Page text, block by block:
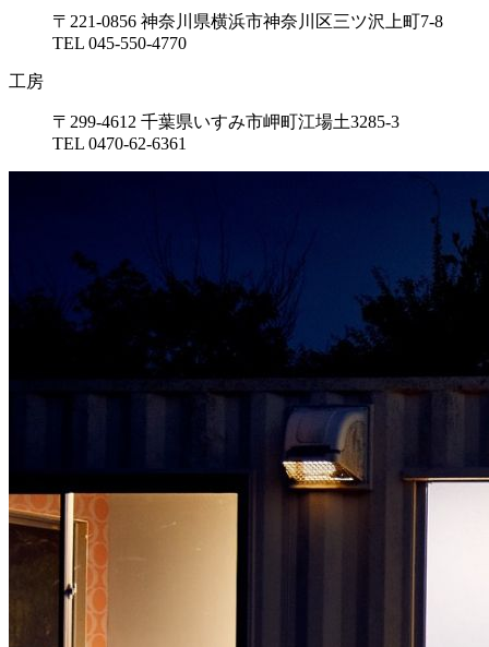
〒221-0856 神奈川県横浜市神奈川区三ツ沢上町7-8
TEL 045-550-4770
工房
〒299-4612 千葉県いすみ市岬町江場土3285-3
TEL 0470-62-6361